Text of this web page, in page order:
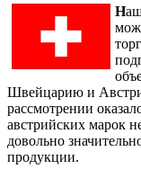
Н
Швейцарию и
рассмотрении
австрийских марок
довольно
продукции.